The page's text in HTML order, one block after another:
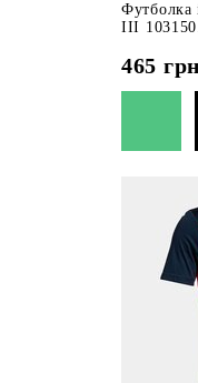
Футболка
III
465 грн